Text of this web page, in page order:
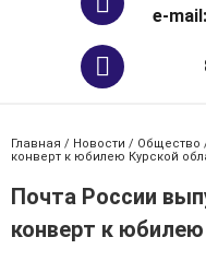
e-mail:
Главная / Новости / Общество
конверт к юбилею Курской
Почта России
конверт к